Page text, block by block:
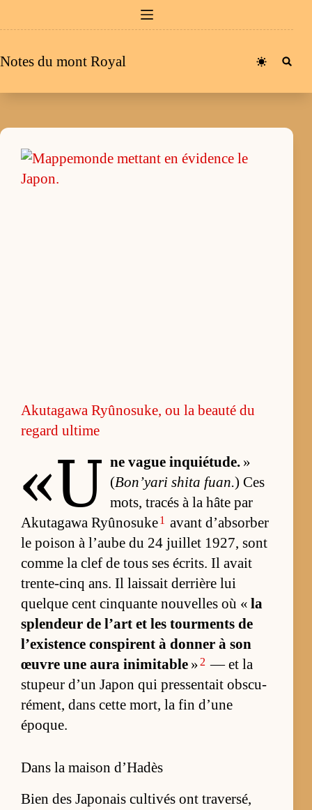
au
Notes du mont Royal
Akutagawa Ryûnosuke, ou la beauté du
regard ultime
«U ne vague inquié­tude. »
(Bon’yari shita fuan.) Ces
mots, tra­cés à la hâte par
Aku­ta­gawa Ryû­no­suke1 avant d’ab­sor­ber
le poi­son à l’aube du 24 juillet 1927, sont
comme la clef de tous ses écrits. Il avait
trente-cinq ans. Il lais­sait der­rière lui
quelque cent cinquante nou­velles où « la
splen­deur de l’art et les tour­ments de
l’exis­tence conspirent à don­ner à son
œuvre une aura in­imi­table » 2 — et la
stu­peur d’un Ja­pon qui pres­sen­tait obs­cu­
ré­ment, dans cette mort, la fin d’une
époque.
Dans la maison d’Hadès
Bien des Ja­po­nais culti­vés ont tra­ver­sé,